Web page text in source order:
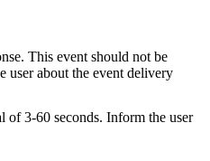
This event should not be
user about the event delivery
of 3-60 seconds. Inform the user